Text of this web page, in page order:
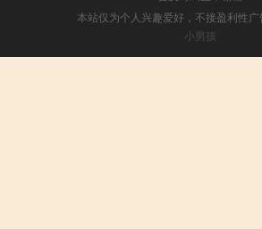
本站仅为个人兴趣爱好，不接盈利性
小男孩